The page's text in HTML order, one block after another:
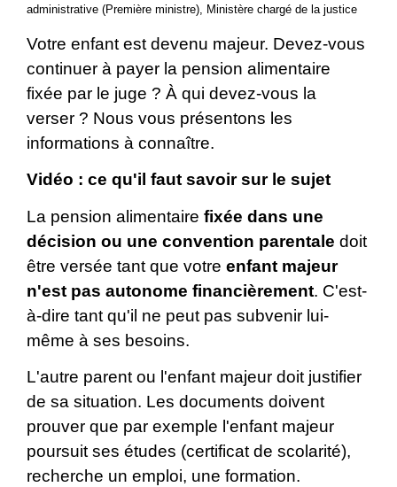
administrative (Première ministre), Ministère chargé de la justice
Votre enfant est devenu majeur. Devez-vous
continuer à payer la pension alimentaire
fixée par le juge ? À qui devez-vous la
verser ? Nous vous présentons les
informations à connaître.
Vidéo : ce qu'il faut savoir sur le sujet
La pension alimentaire fixée dans une
décision ou une convention parentale doit
être versée tant que votre enfant majeur
n'est pas autonome financièrement. C'est-
à-dire tant qu'il ne peut pas subvenir lui-
même à ses besoins.
L'autre parent ou l'enfant majeur doit justifier
de sa situation. Les documents doivent
prouver que par exemple l'enfant majeur
poursuit ses études (certificat de scolarité),
recherche un emploi, une formation.